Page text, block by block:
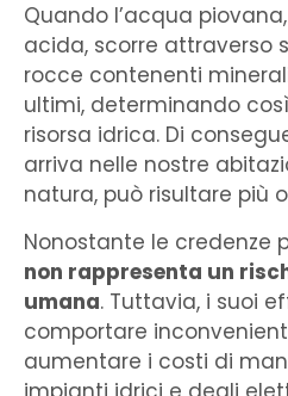
Quando l’acqua
acida, scorre attraverso
rocce contenenti
ultimi, determinando
risorsa idrica. Di
arriva nelle nostre
natura, può risultare più
Nonostante le credenze
non rappresenta un
umana. Tuttavia, i suoi
comportare
aumentare i costi di